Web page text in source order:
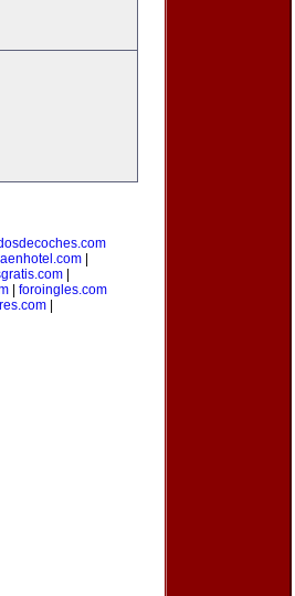
|
| foroingles.com